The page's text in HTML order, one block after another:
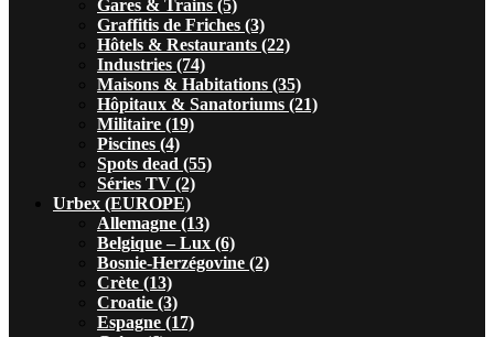
Gares & Trains (5)
Graffitis de Friches (3)
Hôtels & Restaurants (22)
Industries (74)
Maisons & Habitations (35)
Hôpitaux & Sanatoriums (21)
Militaire (19)
Piscines (4)
Spots dead (55)
Séries TV (2)
Urbex (EUROPE)
Allemagne (13)
Belgique – Lux (6)
Bosnie-Herzégovine (2)
Crète (13)
Croatie (3)
Espagne (17)